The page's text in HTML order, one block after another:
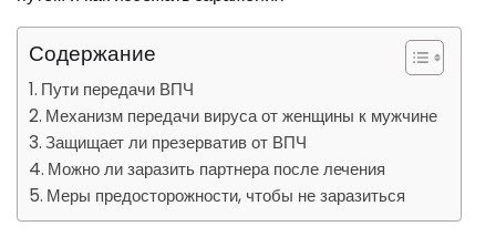
Содержание
Пути передачи ВПЧ
Механизм передачи вируса от женщины к мужчине
Защищает ли презерватив от ВПЧ
Можно ли заразить партнера после лечения
Меры предосторожности, чтобы не заразиться